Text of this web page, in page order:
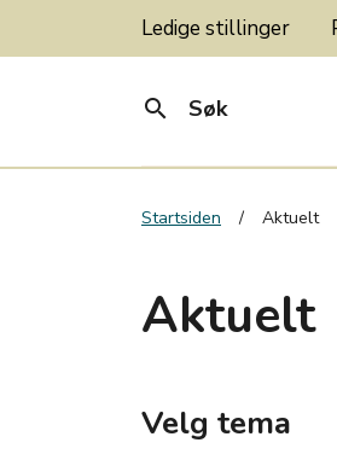
Ledige stillinger
search Søk
Startsiden Aktuelt
Aktuelt
Velg tema